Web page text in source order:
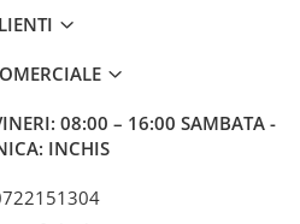
08:00 – 16:00 SAMBATA -
INCHIS